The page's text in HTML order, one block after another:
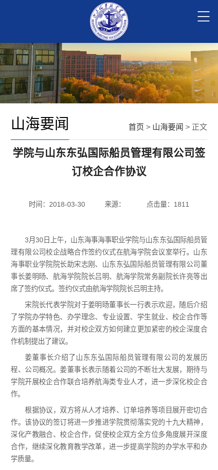
首页 > 山海要闻 > 正文
山海要闻
学院与山东东弘国际船员管理有限公司签
订校企合作协议
时间：2018-03-30 来源： 点击量： 1811
3月30日上午，山东海事海事职业学院与山东东弘国际船员管
理有限公司校企战略合作签约仪式在航海学院会议室举行。山东
海事职业学院院长助宋志刚、山东东弘国际船员管理有限公司董
事长姜明旸、航海学院院长吕明、航海学院常务副院长许亮等出
席了签约仪式。签约仪式由航海学院院长吕明主持。
宋院长代表学院对于姜明旸董事长一行表示欢迎，随后介绍
了学院办学特色、办学理念、专业设置、学生就业、校企合作等
方面的基本情况，并对校企双方如何建立更加紧密的校企深度合
作机制提出了建议。
姜董事长介绍了山东东弘国际船员管理有限公司的发展历
程、公司概况。姜董事长表示随着公司的不断壮大发展，期待与
学院开展校企合作联合培养航海类专业人才，进一步深化校企合
作。
根据协议，双方将从人才培养、订单培养等项目展开密切合
作。该协议的签订将进一步推进学院贯彻落实党的十九大精神，
深化产教融合、校企合作，促使校企双方全方位多角度展开深度
合作，继续深化教育教学改革，进一步提高学院的办学水平和办
学质量。